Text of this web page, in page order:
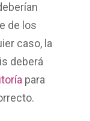
de los
caso, la
deberá
para